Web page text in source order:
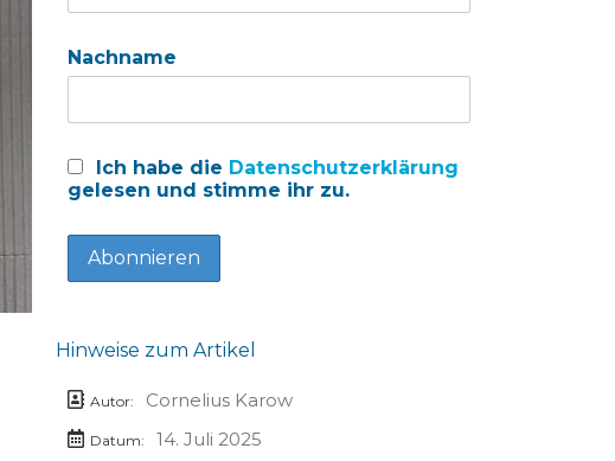
Nachname
Ich habe die Datenschutzerklärung
gelesen und stimme ihr zu.
Hinweise zum Artikel
Autor: Cornelius Karow
Datum:
14. Juli 2025